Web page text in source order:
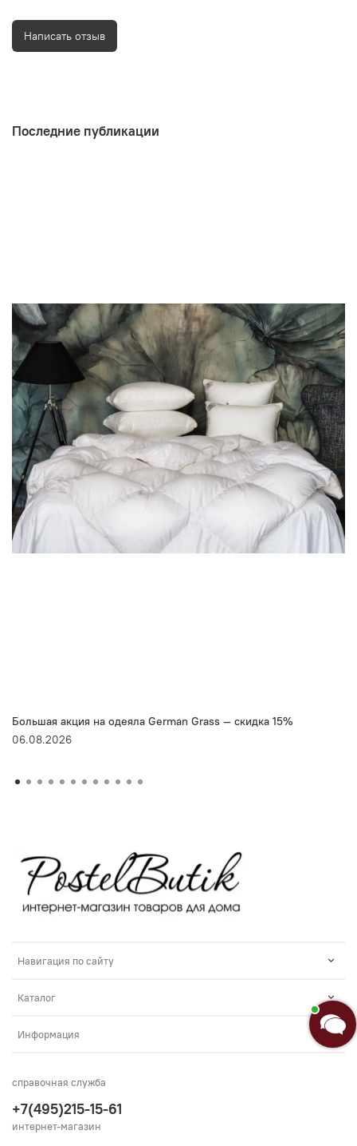
Написать отзыв
Последние публикации
Большая акция на одеяла German Grass — скидка 15%
06.08.2026
Навигация по сайту
Каталог
Информация
справочная служба
+7(495)215-15-61
интернет-магазин